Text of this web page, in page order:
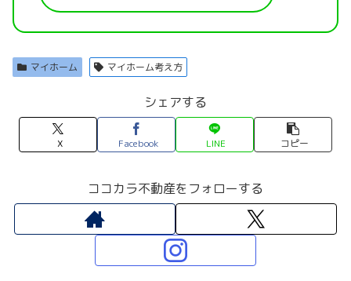
マイホーム マイホーム考え方
シェアする
X Facebook LINE コピー
ココカラ不動産をフォローする